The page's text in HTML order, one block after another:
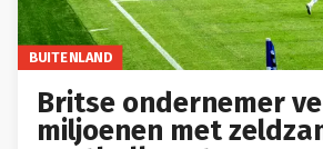
BUITENLAND
Britse ondernemer
miljoenen met